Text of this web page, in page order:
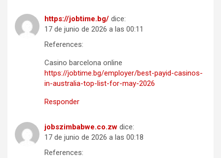
https://jobtime.bg/ dice:
17 de junio de 2026 a las 00:11
References:
Casino barcelona online
https://jobtime.bg/employer/best-payid-casinos-
in-australia-top-list-for-may-2026
Responder
jobszimbabwe.co.zw dice:
17 de junio de 2026 a las 00:18
References: